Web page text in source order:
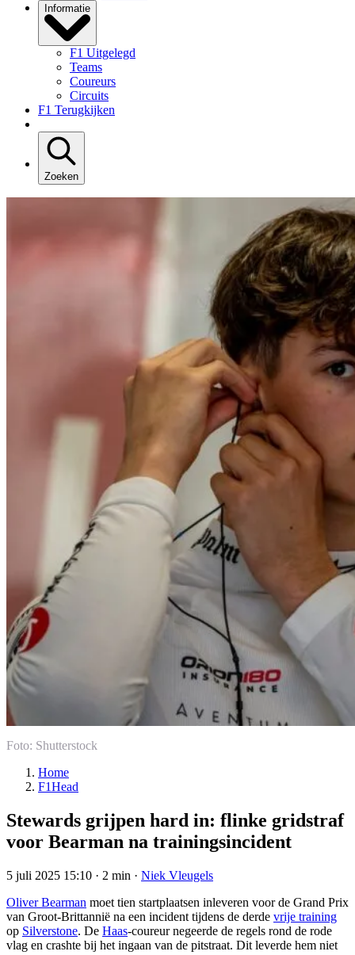
Informatie
F1 Uitgelegd
Teams
Coureurs
Circuits
F1 Terugkijken
Zoeken
Foto: Shutterstock
Home
F1Head
Stewards grijpen hard in: flinke gridstraf
voor Bearman na trainingsincident
5 juli 2025 15:10 · 2 min · Niek Vleugels
Oliver Bearman moet tien startplaatsen inleveren voor de Grand Prix
van Groot-Brittannië na een incident tijdens de derde vrije training
op Silverstone. De Haas-coureur negeerde de regels rond de rode
vlag en crashte bij het ingaan van de pitstraat. Dit leverde hem niet